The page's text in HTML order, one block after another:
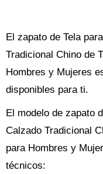
El zapato de Tela
Tradicional Chino de
Hombres y Mujeres
disponibles para ti.
El modelo de zapato
Calzado Tradicional
para Hombres y
técnicos: